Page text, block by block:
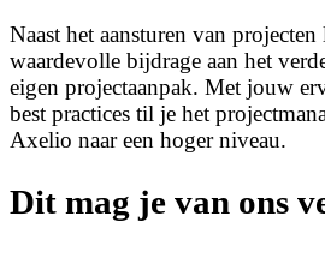
Naast het aansturen van
waardevolle bijdrage aan het
eigen projectaanpak. Met jouw
best practices til je het
Axelio naar een hoger niveau.
Dit mag je van ons